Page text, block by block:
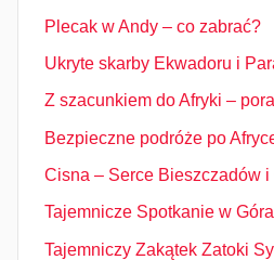
Plecak w Andy – co zabrać?
Ukryte skarby Ekwadoru i
Z szacunkiem do Afryki –
Bezpieczne podróże po
Cisna – Serce Bieszczadów i
Tajemnicze Spotkanie w
Tajemniczy Zakątek Zatoki